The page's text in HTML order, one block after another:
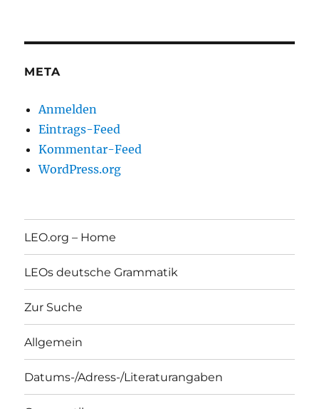
META
Anmelden
Eintrags-Feed
Kommentar-Feed
WordPress.org
LEO.org – Home
LEOs deutsche Grammatik
Zur Suche
Allgemein
Datums-/Adress-/Literaturangaben